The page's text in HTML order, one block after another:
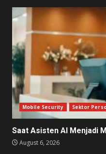
Mobile Security Sektor
Saat Asisten AI Menjadi
August 6, 2026